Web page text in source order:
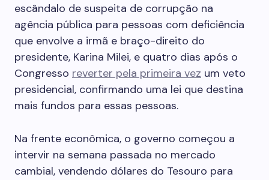
escândalo de suspeita de corrupção na
agência pública para pessoas com deficiência
que envolve a irmã e braço-direito do
presidente, Karina Milei, e quatro dias após o
Congresso reverter pela primeira vez um veto
presidencial, confirmando uma lei que destina
mais fundos para essas pessoas.
Na frente econômica, o governo começou a
intervir na semana passada no mercado
cambial, vendendo dólares do Tesouro para